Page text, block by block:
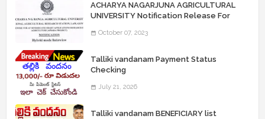
ACHARYA NAGARJUNA AGRICULTURAL
UNIVERSITY Notification Release For
October 07, 2023
Talliki vandanam Payment Status
Checking
July 21, 2026
Talliki vandanam BENEFICIARY list